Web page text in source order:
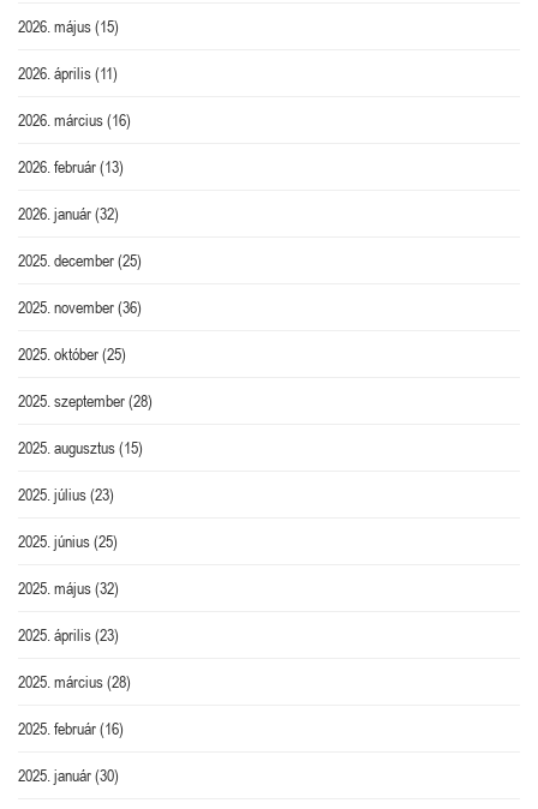
2026. május(15)
2026. április(11)
2026. március(16)
2026. február(13)
2026. január(32)
2025. december(25)
2025. november(36)
2025. október(25)
2025. szeptember(28)
2025. augusztus(15)
2025. július(23)
2025. június(25)
2025. május(32)
2025. április(23)
2025. március(28)
2025. február(16)
2025. január(30)